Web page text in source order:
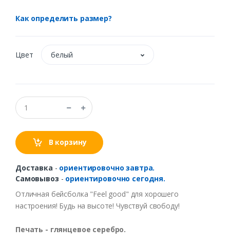
Как определить размер?
Цвет белый
В корзину
Доставка - ориентировочно завтра.
Самовывоз - ориентировочно сегодня.
Отличная бейсболка "Feel good" для хорошего
настроения! Будь на высоте! Чувствуй свободу!
Печать - глянцевое серебро.